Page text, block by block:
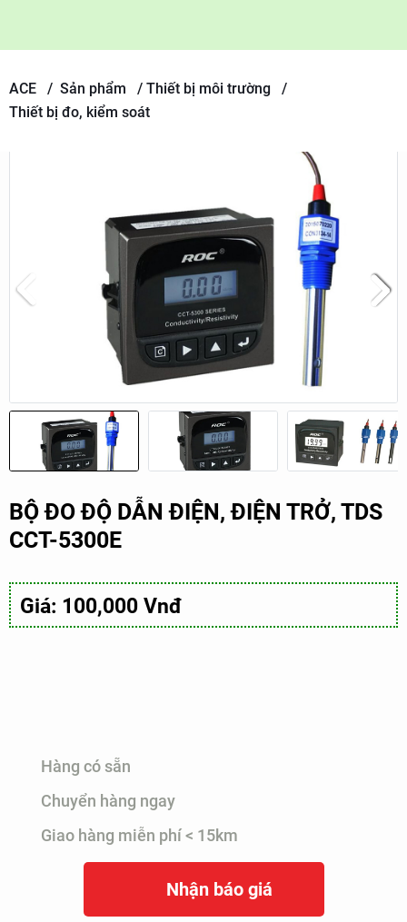
ACE / Sản phẩm / Thiết bị môi trường /
Thiết bị đo, kiểm soát
BỘ ĐO ĐỘ DẪN ĐIỆN, ĐIỆN TRỞ, TDS
CCT-5300E
Giá: 100,000 Vnđ
Hàng có sẵn
Chuyển hàng ngay
Giao hàng miễn phí < 15km
Nhận báo giá